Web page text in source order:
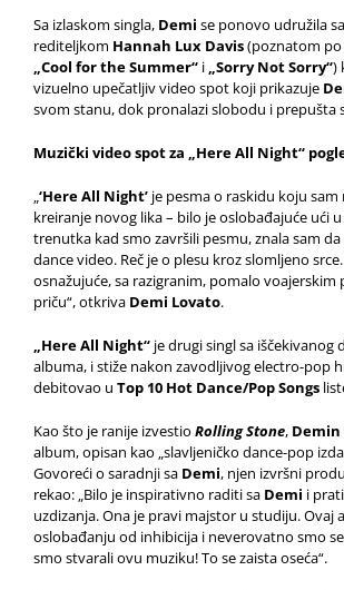
Sa izlaskom singla, Demi se ponovo udružila
rediteljkom Hannah Lux Davis(poznatom
„Cool for the Summer“ i „Sorry Not Sorry“)
vizuelno upečatljiv video spot koji prikazuje
svom stanu, dok pronalazi slobodu i prepušta
Muzički video spot za „Here All Night“
„‘Here All Night’ je pesma o raskidu koju sam
kreiranje novog lika – bilo je oslobađajuće ući
trenutka kad smo završili pesmu, znala sam
dance video. Reč je o plesu kroz slomljeno
osnažujuće, sa razigranim, pomalo voajerskim
priču“, otkriva Demi Lovato.
„Here All Night“ je drugi singl sa iščekivanog
albuma, i stiže nakon zavodljivog electro-pop
debitovao u Top 10 Hot Dance/Pop Songs
Kao što je ranije izvestio Rolling Stone, Demin
album, opisan kao „slavljeničko dance-pop
Govoreći o saradnji sa Demi, njen izvršni
rekao: „Bilo je inspirativno raditi sa Demi i
uzdizanja. Ona je pravi majstor u studiju. Ovaj
oslobađanju od inhibicija i neverovatno smo
smo stvarali ovu muziku! To se zaista oseća“.